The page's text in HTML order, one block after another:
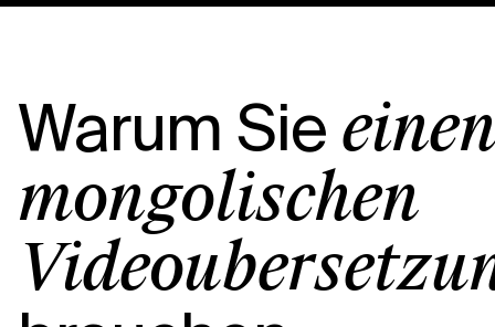
Warum Sie einen
mongolischen